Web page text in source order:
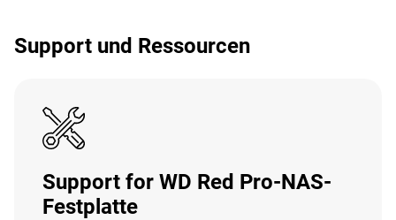
Support und Ressourcen
Support for WD Red Pro-NAS-
Festplatte